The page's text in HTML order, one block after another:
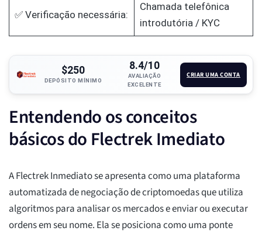
✅ Verificação necessária:
Chamada telefônica
introdutória / KYC
$250
DEPÓSITO MÍNIMO
8.4/10
AVALIAÇÃO
EXCELENTE
CRIAR UMA CONTA
Entendendo os conceitos
básicos do Flectrek Imediato
A Flectrek Inmediato se apresenta como uma plataforma
automatizada de negociação de criptomoedas que utiliza
algoritmos para analisar os mercados e enviar ou executar
ordens em seu nome. Ela se posiciona como uma ponte